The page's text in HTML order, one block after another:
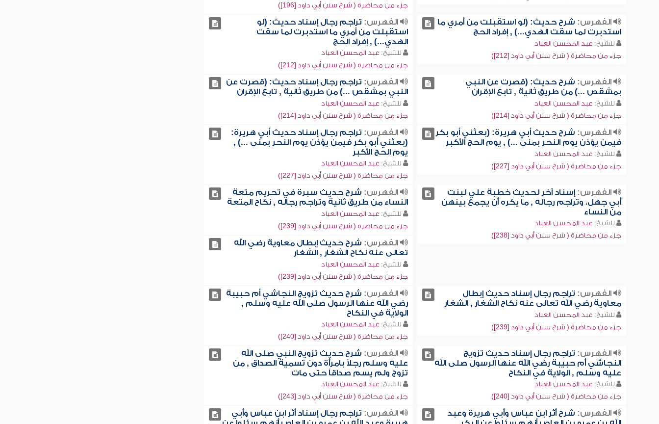
جزء من محاضرة ( شرح سنن أبي داود [196])
الفهرس: شرح حديث: (لو استقبلت من أمري ما
استدبرت لما سقت الهدي...) , إفراد الحج
للشيخ: عبد المحسن العباد
جزء من محاضرة ( شرح سنن أبي داود [212])
الفهرس: تراجم رجال إسناد حديث: (لو
استقبلت من أمري ما استدبرت لما سقت
الهدي...) , إفراد الحج
للشيخ: عبد المحسن العباد
جزء من محاضرة ( شرح سنن أبي داود [212])
الفهرس: شرح حديث: (قصرت عن النبي
بمشقص ...) من طريق ثانية , تابع الإقران
للشيخ: عبد المحسن العباد
جزء من محاضرة ( شرح سنن أبي داود [214])
الفهرس: تراجم رجال إسناد حديث: (قصرت عن
النبي بمشقص ...) من طريق ثانية , تابع الإقران
للشيخ: عبد المحسن العباد
جزء من محاضرة ( شرح سنن أبي داود [214])
الفهرس: شرح حديث أبي هريرة: (بعثني أبو بكر
فيمن يؤذن يوم النحر بمنى ...) , يوم الحج الأكبر
للشيخ: عبد المحسن العباد
جزء من محاضرة ( شرح سنن أبي داود [227])
الفهرس: تراجم رجال إسناد حديث أبي هريرة:
(بعثني أبو بكر فيمن يؤذن يوم النحر بمنى ...) ,
يوم الحج الأكبر
للشيخ: عبد المحسن العباد
جزء من محاضرة ( شرح سنن أبي داود [227])
الفهرس:إسناد آخر لحديث خطبة علي لبنت
أبي جهل، وتراجم رجاله , ما يكره أن يجمع بينهن
من النساء
للشيخ: عبد المحسن العباد
جزء من محاضرة ( شرح سنن أبي داود [238])
الفهرس: شرح حديث سبرة في تحريم متعة
النساء من طريق ثانية وتراجم رجاله , نكاح المتعة
للشيخ: عبد المحسن العباد
جزء من محاضرة ( شرح سنن أبي داود [239])
الفهرس: شرح حديث إبطال معاوية رضي الله
تعالى عنه نكاح الشغار , الشغار
للشيخ: عبد المحسن العباد
جزء من محاضرة ( شرح سنن أبي داود [239])
الفهرس: تراجم رجال إسناد حديث إبطال
معاوية رضي الله تعالى عنه نكاح الشغار , الشغار
للشيخ: عبد المحسن العباد
جزء من محاضرة ( شرح سنن أبي داود [239])
الفهرس: شرح حديث تزويج النجاشي أم حبيبة
رضي الله عنها الرسول صلى الله عليه وسلم ,
الولاية في النكاح
للشيخ: عبد المحسن العباد
جزء من محاضرة ( شرح سنن أبي داود [240])
الفهرس: تراجم رجال إسناد حديث تزويج
النجاشي أم حبيبة رضي الله عنها الرسول صلى الله
عليه وسلم , الولاية في النكاح
للشيخ: عبد المحسن العباد
جزء من محاضرة ( شرح سنن أبي داود [240])
الفهرس: شرح حديث تزويج النبي صلى الله
عليه وسلم رجلاً بامرأة دون تسمية الصداق , من
تزوج ولم يسم صداقاً حتى مات
للشيخ: عبد المحسن العباد
جزء من محاضرة ( شرح سنن أبي داود [243])
الفهرس: شرح أثر ابن عباس وأبي هريرة وعبد
الفهرس: تراجم رجال إسناد أثر ابن عباس وأبي